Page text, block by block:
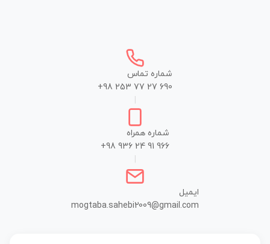
شماره تماس
+98 253 77 27 690
شماره همراه
+98 936 24 91 966
ایمیل
mogtaba.sahebi2009@gmail.com